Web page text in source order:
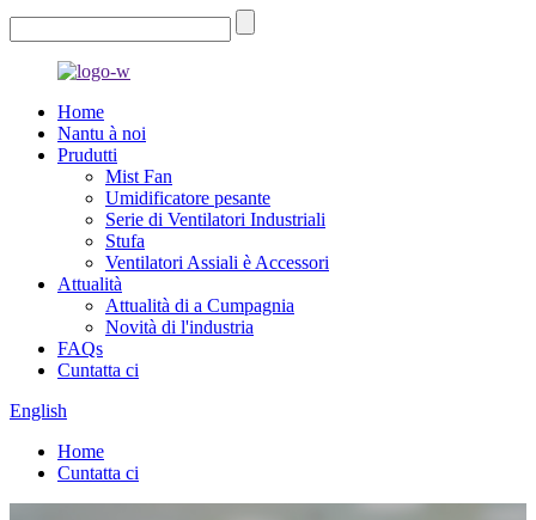
Home
Nantu à noi
Prudutti
Mist Fan
Umidificatore pesante
Serie di Ventilatori Industriali
Stufa
Ventilatori Assiali è Accessori
Attualità
Attualità di a Cumpagnia
Novità di l'industria
FAQs
Cuntatta ci
English
Home
Cuntatta ci